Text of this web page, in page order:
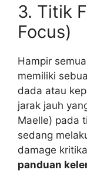
3. Titik
Focus)
Hampir
memiliki
dada atau
jarak jauh
Maelle) pada
sedang
damage
panduan